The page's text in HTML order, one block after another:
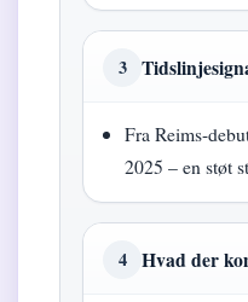
3
Fra Reims-
2025 – en støt
4 Hvad der